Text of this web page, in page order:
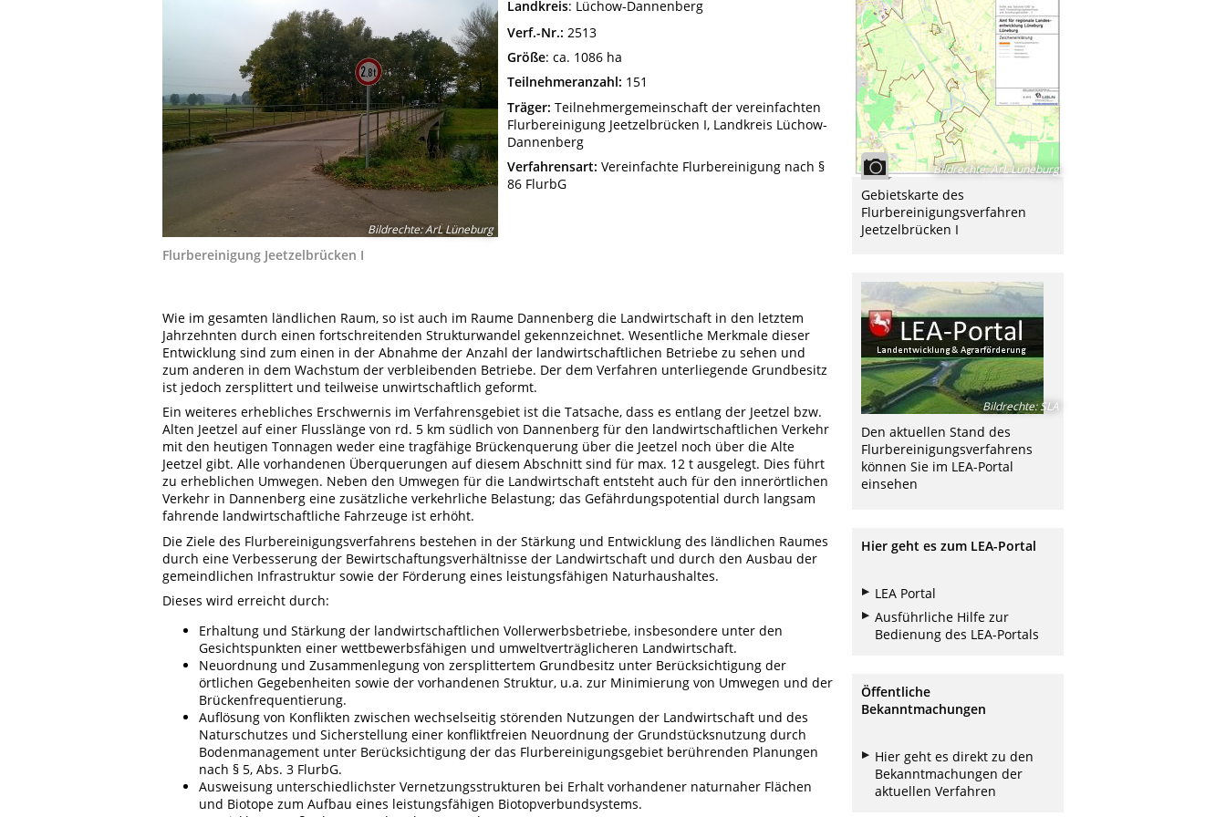
Bildrechte:ArL Lüneburg
Flurbereinigung Jeetzelbrücken I
Landkreis: Lüchow-Dannenberg
Verf.-Nr.: 2513
Größe: ca. 1086 ha
Teilnehmeranzahl: 151
Träger: Teilnehmergemeinschaft der vereinfachten
Flurbereinigung Jeetzelbrücken I, Landkreis Lüchow-
Dannenberg
Verfahrensart: Vereinfachte Flurbereinigung nach §
86 FlurbG
Wie im gesamten ländlichen Raum, so ist auch im Raume Dannenberg die Landwirtschaft in den letztem
Jahrzehnten durch einen fortschreitenden Strukturwandel gekennzeichnet. Wesentliche Merkmale dieser
Entwicklung sind zum einen in der Abnahme der Anzahl der landwirtschaftlichen Betriebe zu sehen und
zum anderen in dem Wachstum der verbleibenden Betriebe. Der dem Verfahren unterliegende Grundbesitz
ist jedoch zersplittert und teilweise unwirtschaftlich geformt.
Ein weiteres erhebliches Erschwernis im Verfahrensgebiet ist die Tatsache, dass es entlang der Jeetzel bzw.
Alten Jeetzel auf einer Flusslänge von rd. 5 km südlich von Dannenberg für den landwirtschaftlichen Verkehr
mit den heutigen Tonnagen weder eine tragfähige Brückenquerung über die Jeetzel noch über die Alte
Jeetzel gibt. Alle vorhandenen Überquerungen auf diesem Abschnitt sind für max. 12 t ausgelegt. Dies führt
zu erheblichen Umwegen. Neben den Umwegen für die Landwirtschaft entsteht auch für den innerörtlichen
Verkehr in Dannenberg eine zusätzliche verkehrliche Belastung; das Gefährdungspotential durch langsam
fahrende landwirtschaftliche Fahrzeuge ist erhöht.
Die Ziele des Flurbereinigungsverfahrens bestehen in der Stärkung und Entwicklung des ländlichen Raumes
durch eine Verbesserung der Bewirtschaftungsverhältnisse der Landwirtschaft und durch den Ausbau der
gemeindlichen Infrastruktur sowie der Förderung eines leistungsfähigen Naturhaushaltes.
Dieses wird erreicht durch:
Erhaltung und Stärkung der landwirtschaftlichen Vollerwerbsbetriebe, insbesondere unter den
Gesichtspunkten einer wettbewerbsfähigen und umweltverträglicheren Landwirtschaft.
Neuordnung und Zusammenlegung von zersplittertem Grundbesitz unter Berücksichtigung der
örtlichen Gegebenheiten sowie der vorhandenen Struktur, u.a. zur Minimierung von Umwegen und der
Brückenfrequentierung.
Auflösung von Konflikten zwischen wechselseitig störenden Nutzungen der Landwirtschaft und des
Naturschutzes und Sicherstellung einer konfliktfreien Neuordnung der Grundstücksnutzung durch
Bodenmanagement unter Berücksichtigung der das Flurbereinigungsgebiet berührenden Planungen
nach § 5, Abs. 3 FlurbG.
Ausweisung unterschiedlichster Vernetzungsstrukturen bei Erhalt vorhandener naturnaher Flächen
und Biotope zum Aufbau eines leistungsfähigen Biotopverbundsystems.
Bildrechte:ArL Lüneburg
Gebietskarte des
Flurbereinigungsverfahren
Jeetzelbrücken I
Bildrechte:SLA
Den aktuellen Stand des
Flurbereinigungsverfahrens
können Sie im LEA-Portal
einsehen
Hier geht es zum LEA-Portal
LEA Portal
Ausführliche Hilfe zur
Bedienung des LEA-Portals
Öffentliche
Bekanntmachungen
Hier geht es direkt zu den
Bekanntmachungen der
aktuellen Verfahren